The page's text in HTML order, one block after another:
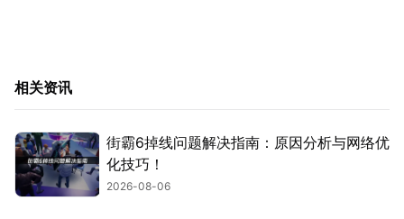
相关资讯
街霸6掉线问题解决指南：原因分析与网络优
化技巧！
2026-08-06